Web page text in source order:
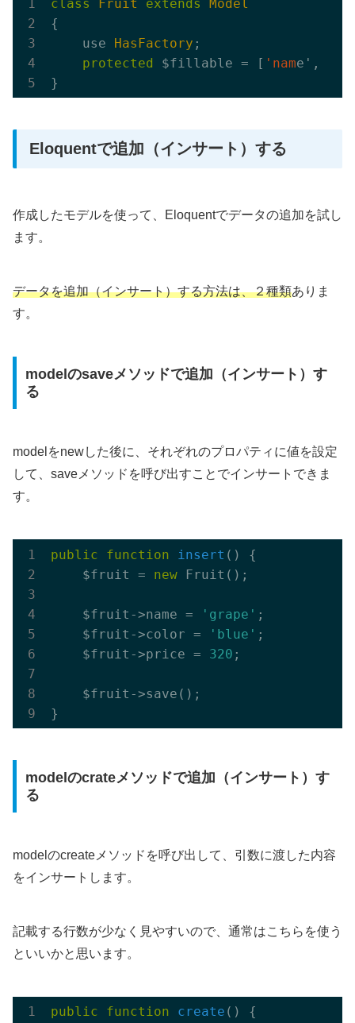
class Fruit extends
Model
{
    use
HasFactory ;
protected
$fillable = [ 'name',
Eloquentで追加（インサート）する
作成したモデルを使って、Eloquentでデータの追加を試し
ます。
データを追加（インサート）する方法は、２種類ありま
す。
modelのsaveメソッドで追加（インサート）す
る
modelをnewした後に、それぞれのプロパティに値を設定
して、saveメソッドを呼び出すことでインサートできま
す。
public function insert ()
{
    $fruit =
new Fruit();
    $fruit->name =
'grape' ;
    $fruit->color =
'blue' ;
    $fruit->price =
320 ;
    $fruit->save();
modelのcrateメソッドで追加（インサート）す
る
modelのcreateメソッドを呼び出して、引数に渡した内容
をインサートします。
記載する行数が少なく見やすいので、通常はこちらを使う
といいかと思います。
public function create ()
{